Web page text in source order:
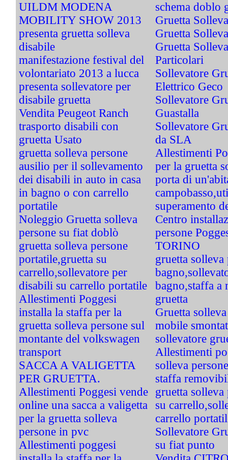
UILDM MODENA
MOBILITY SHOW 2013
presenta gruetta solleva
disabile
manifestazione festival del
volontariato 2013 a lucca
presenta sollevatore per
disabile gruetta
Vendita Peugeot Ranch
trasporto disabili con
gruetta Usato
gruetta solleva persone
ausilio per il sollevamento
dei disabili in auto in casa
in bagno o con carrello
portatile
Noleggio Gruetta solleva
persone su fiat doblò
gruetta solleva persone
portatile,gruetta su
carrello,sollevatore per
disabili su carrello portatile
Allestimenti Poggesi
installa la staffa per la
gruetta solleva persone sul
montante del volkswagen
transport
SACCA A VALIGETTA
PER GRUETTA.
Allestimenti Poggesi vende
online una sacca a valigetta
per la gruetta solleva
persone in pvc
Allestimenti poggesi
schema doblo
Gruetta
Gruetta
Gruetta
Particolari
Sollevatore
Elettrico Geco
Sollevatore
Guastalla
Sollevatore
da SLA
Allestimenti
per la gruetta
porta di
superamento
Centro
persone
TORINO
gruetta solleva
bagno,staffa a
gruetta
Gruetta
mobile
sollevatore
Allestimenti
solleva
staffa
gruetta
su
carrello
Sollevatore
su fiat punto